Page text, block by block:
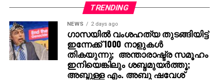
ലാഭം കൈവരിച്ചത് ആ കാലയളവിലായിരുന്നു. കൂടാതെ
മികച്ച ഉല്‍പാദനത്തിനും വിപണനത്തിനും
രാഷ്ട്രപതിയുടെ രണ്ട് അവാര്‍ഡുകളും കയറ്റുമതിക്ക്
സംസ്ഥാന സര്‍ക്കാരിന്റെ പ്രത്യേക അവാര്‍ഡും അന്ന്
ലഭിച്ചിരുന്നു.
TRENDING
NEWS 2 days ago
ഗാസയില്‍ വംശഹത്യ തുടങ്ങിയിട്ട്
ഇന്നേക്ക് 1000 നാളുകള്‍
തികയുന്നു; അന്താരാഷ്ട്ര സമൂഹം
ഇനിയെങ്കിലും ശബ്ദമുയര്‍ത്തൂ;
അബ്ദുള്ള എം. അബു ഷവേശ്